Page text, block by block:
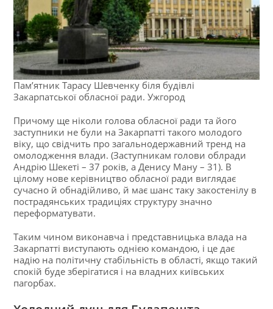
Пам’ятник Тарасу Шевченку біля будівлі
Закарпатської обласної ради. Ужгород
Причому ще ніколи голова обласної ради та його
заступники не були на Закарпатті такого молодого
віку, що свідчить про загальнодержавний тренд на
омолодження влади. (Заступникам голови облради
Андрію Шекеті – 37 років, а Денису Ману – 31). В
цілому нове керівництво обласної ради виглядає
сучасно й обнадійливо, й має шанс таку закостенілу в
пострадянських традиціях структуру значно
переформатувати.
Таким чином виконавча і представницька влада на
Закарпатті виступають однією командою, і це дає
надію на політичну стабільність в області, якщо такий
спокій буде зберігатися і на владних київських
пагорбах.